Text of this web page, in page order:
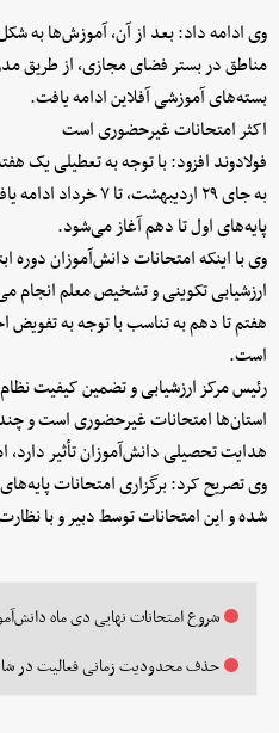
وی ادامه داد: بعد از آن، آموزش‌ها به
مناطق در بستر فضای مجازی، از طریق
بسته‌های آموزشی آفلاین ادامه یافت.
اکثر امتحانات غیرحضوری است
فولادوند افزود: با توجه به تعطیلی یک
پایه‌های اول تا دهم آغاز می‌شود.
وی با اینکه امتحانات دانش‌آموزان
ارزشیابی تکوینی و تشخیص معلم انجام
هفتم تا دهم به تناسب با توجه به تفویض
است.
رئیس مرکز ارزشیابی و تضمین کیفیت
استان‌ها امتحانات غیرحضوری است و
هدایت تحصیلی دانش‌آموزان تأثیر
وی تصریح کرد: برگزاری امتحانات
شده و این امتحانات توسط دبیر و با
شروع امتحانات نهایی دی ماه
حذف محدودیت زمانی فعالیت در شاد